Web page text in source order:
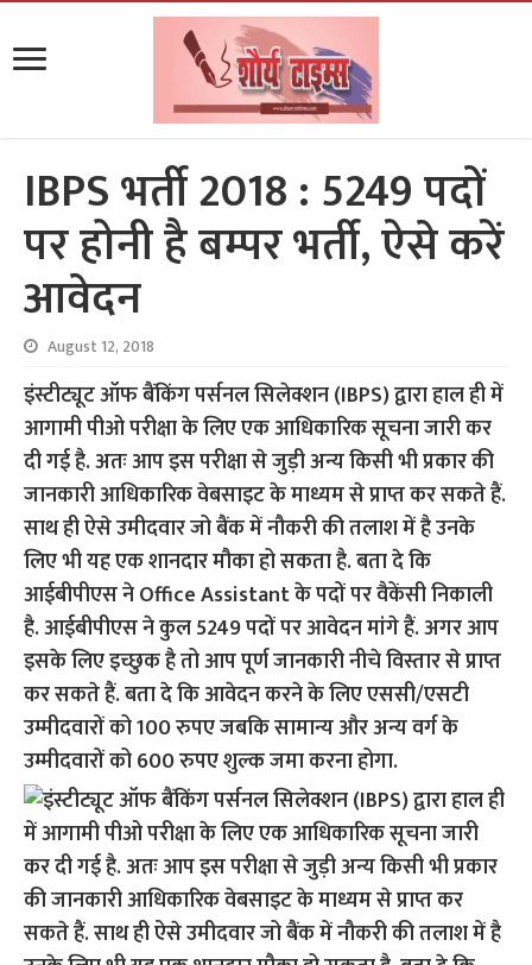
IBPS भर्ती 2018 : 5249 पदों
पर होनी है बम्पर भर्ती, ऐसे करें
आवेदन
August 12, 2018
इंस्टीट्यूट ऑफ बैंकिंग पर्सनल सिलेक्शन (IBPS) द्वारा हाल ही में
आगामी पीओ परीक्षा के लिए एक आधिकारिक सूचना जारी कर
दी गई है. अतः आप इस परीक्षा से जुड़ी अन्य किसी भी प्रकार की
जानकारी आधिकारिक वेबसाइट के माध्यम से प्राप्त कर सकते हैं.
साथ ही ऐसे उमीदवार जो बैंक में नौकरी की तलाश में है उनके
लिए भी यह एक शानदार मौका हो सकता है. बता दे कि
आईबीपीएस ने Office Assistant के पदों पर वैकेंसी निकाली
है. आईबीपीएस ने कुल 5249 पदों पर आवेदन मांगे हैं. अगर आप
इसके लिए इच्छुक है तो आप पूर्ण जानकारी नीचे विस्तार से प्राप्त
कर सकते हैं. बता दे कि आवेदन करने के लिए एससी/एसटी
उम्मीदवारों को 100 रुपए जबकि सामान्य और अन्य वर्ग के
उम्मीदवारों को 600 रुपए शुल्क जमा करना होगा.